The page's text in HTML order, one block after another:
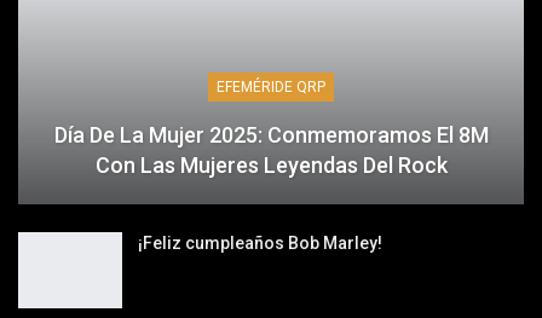
EFEMÉRIDE QRP
Día De La Mujer 2025: Conmemoramos El 8M
Con Las Mujeres Leyendas Del Rock
¡Feliz cumpleaños Bob Marley!